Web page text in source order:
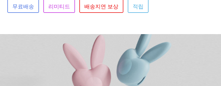
무료배송 리미티드 배송지연 보상 적립